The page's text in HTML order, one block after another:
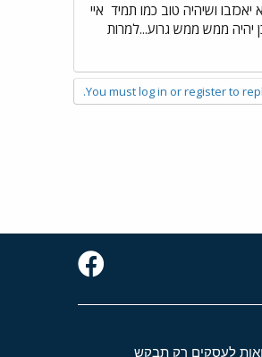
ושיהיה טוב כמו תמיד איי
יהיה ממש ממש גרוע...למרות
You must log in or register to
לעסקים רק תבקש